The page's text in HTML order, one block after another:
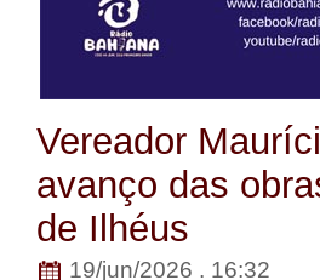
Vereador
avanço das
de Ilhéus
19/jun/2026 . 16:32